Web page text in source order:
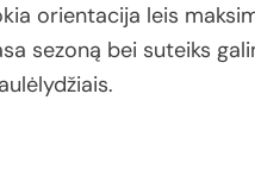
orientacija leis
sezoną bei suteiks